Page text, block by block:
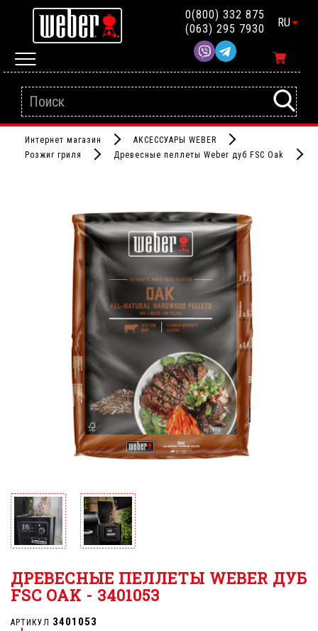
0(800) 332 875
(063) 295 7930
RU
Интернет магазин
АКСЕССУАРЫ WEBER
Розжиг гриля
Древесные пеллеты Weber дуб FSC Oak
ДРЕВЕСНЫЕ ПЕЛЛЕТЫ WEBER ДУБ
FSC OAK - 3401053
АРТИКУЛ 3401053